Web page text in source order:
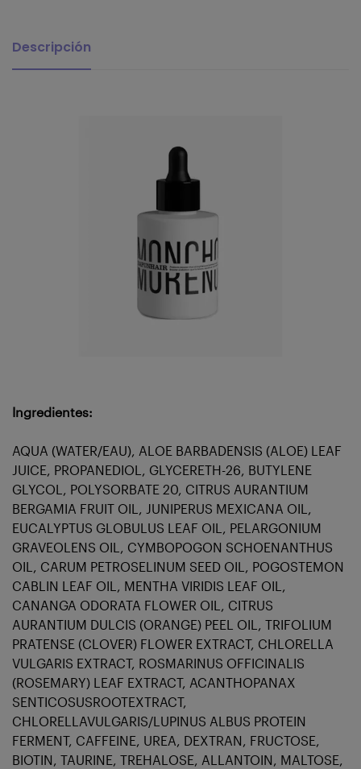
Descripción
Ingredientes:
AQUA (WATER/EAU), ALOE BARBADENSIS (ALOE) LEAF
JUICE, PROPANEDIOL, GLYCERETH-26, BUTYLENE
GLYCOL, POLYSORBATE 20, CITRUS AURANTIUM
BERGAMIA FRUIT OIL, JUNIPERUS MEXICANA OIL,
EUCALYPTUS GLOBULUS LEAF OIL, PELARGONIUM
GRAVEOLENS OIL, CYMBOPOGON SCHOENANTHUS
OIL, CARUM PETROSELINUM SEED OIL, POGOSTEMON
CABLIN LEAF OIL, MENTHA VIRIDIS LEAF OIL,
CANANGA ODORATA FLOWER OIL, CITRUS
AURANTIUM DULCIS (ORANGE) PEEL OIL, TRIFOLIUM
PRATENSE (CLOVER) FLOWER EXTRACT, CHLORELLA
VULGARIS EXTRACT, ROSMARINUS OFFICINALIS
(ROSEMARY) LEAF EXTRACT, ACANTHOPANAX
SENTICOSUSROOTEXTRACT,
CHLORELLAVULGARIS/LUPINUS ALBUS PROTEIN
FERMENT, CAFFEINE, UREA, DEXTRAN, FRUCTOSE,
BIOTIN, TAURINE, TREHALOSE, ALLANTOIN, MALTOSE,